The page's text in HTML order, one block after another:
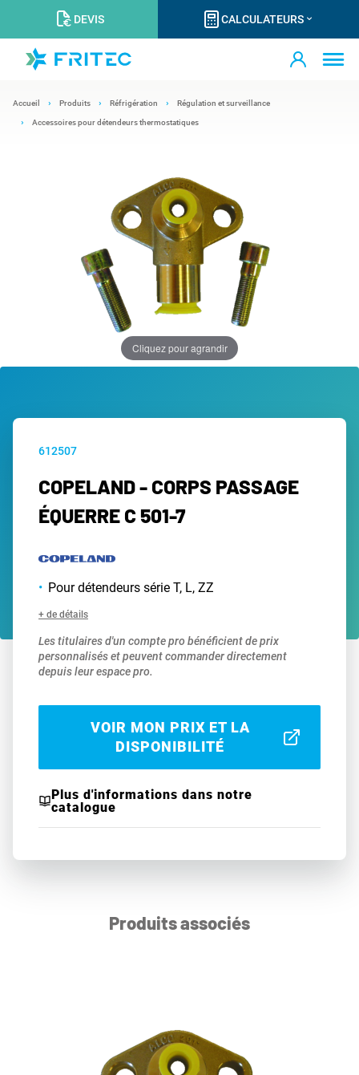
DEVIS CALCULATEURS
Accueil Produits Réfrigération Régulation et surveillance
Accessoires pour détendeurs thermostatiques
Cliquez pour agrandir
612507
COPELAND - CORPS PASSAGE
ÉQUERRE C 501-7
Pour détendeurs série T, L, ZZ
+ de détails
Les titulaires d'un compte pro bénéficient de prix
personnalisés et peuvent commander directement
depuis leur espace pro.
VOIR MON PRIX ET LA
DISPONIBILITÉ
Plus d'informations dans notre
catalogue
Produits associés